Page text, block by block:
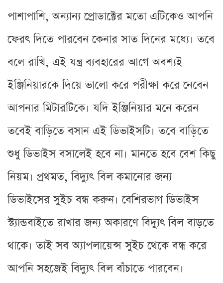
পাশাপাশি, অন্যান্য প্রোডাক্টের মতো এটিকেও আপনি
ফেরৎ দিতে পারবেন কেনার সাত দিনের মধ্যে। তবে
বলে রাখি, এই যন্ত্র ব্যবহারের আগে অবশ্যই
ইঞ্জিনিয়ারকে দিয়ে ভালো করে পরীক্ষা করে নেবেন
আপনার মিটারটিকে। যদি ইঞ্জিনিয়ার মনে করেন
তবেই বাড়িতে বসান এই ডিভাইসটি। তবে বাড়িতে
শুধু ডিভাইস বসালেই হবে না। মানতে হবে বেশ কিছু
নিয়ম। প্রথমত, বিদ্যুৎ বিল কমানোর জন্য
ডিভাইসের সুইচ বন্ধ করুন। বেশিরভাগ ডিভাইস
স্ট্যান্ডবাইতে রাখার জন্য অকারণে বিদ্যুৎ বিল বাড়তে
থাকে। তাই সব অ্যাপলায়েন্স সুইচ থেকে বন্ধ করে
আপনি সহজেই বিদ্যুৎ বিল বাঁচাতে পারবেন।